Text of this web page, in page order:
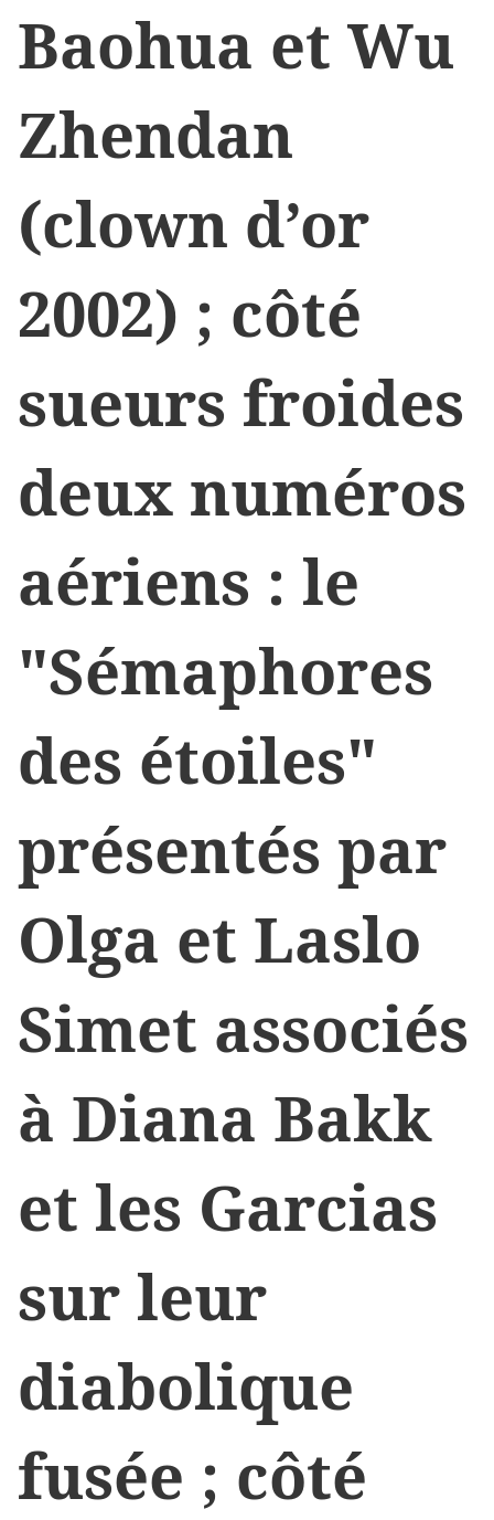
Baohua et Wu
Zhendan
(clown d’or
2002) ; côté
sueurs froides
deux numéros
aériens : le
"Sémaphores
des étoiles"
présentés par
Olga et Laslo
Simet associés
à Diana Bakk
et les Garcias
sur leur
diabolique
fusée ; côté